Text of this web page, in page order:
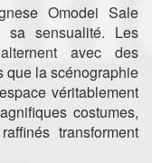
Omodei Sale
sa sensualité. Les
avec des
que la scénographie
véritablement
costumes,
transforment